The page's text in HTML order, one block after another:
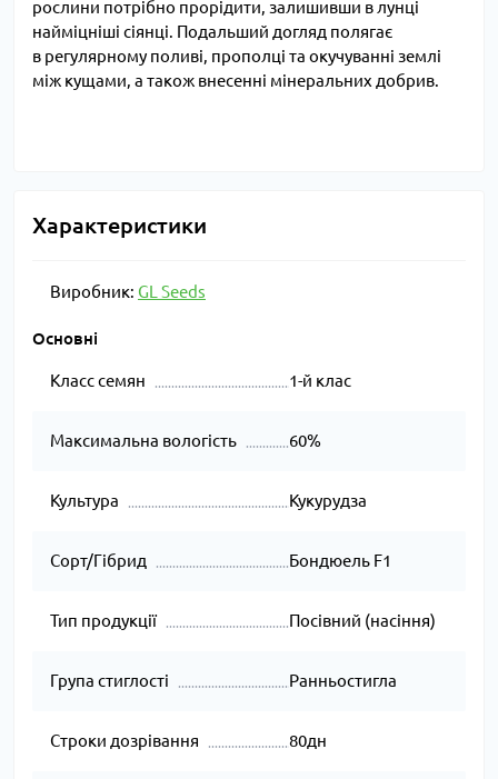
рослини потрібно прорідити, залишивши в лунці
найміцніші сіянці. Подальший догляд полягає
в регулярному поливі, прополці та окучуванні землі
між кущами, а також внесенні мінеральних добрив.
Характеристики
Виробник: GL Seeds
Основні
Класс семян 1-й клас
Максимальна вологість 60%
Культура Кукурудза
Сорт/Гібрид Бондюель F1
Тип продукції Посівний (насіння)
Група стиглості Ранньостигла
Строки дозрівання 80дн